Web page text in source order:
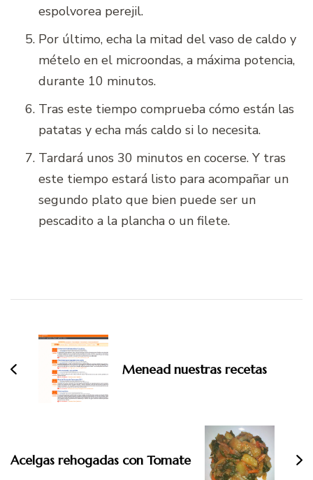
espolvorea perejil.
Por último, echa la mitad del vaso de caldo y
mételo en el microondas, a máxima potencia,
durante 10 minutos.
Tras este tiempo comprueba cómo están las
patatas y echa más caldo si lo necesita.
Tardará unos 30 minutos en cocerse. Y tras
este tiempo estará listo para acompañar un
segundo plato que bien puede ser un
pescadito a la plancha o un filete.
entradas
Menead nuestras recetas
Acelgas rehogadas con Tomate